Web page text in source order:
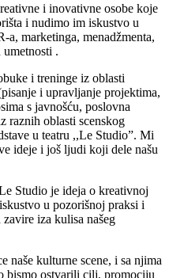
i inovativne osobe koje
i nudimo im iskustvo u
a, marketinga, menadžmenta,
.
i treninge iz oblasti
i upravljanje projektima,
s javnošću, poslovna
raznih oblasti scenskog
u teatru ,,Le Studio”. Mi
ideje i još ljudi koji dele našu
Studio je ideja o kreativnoj
u pozorišnoj praksi i
iza kulisa našeg
naše kulturne scene, i sa njima
bismo ostvarili cilj, promociju